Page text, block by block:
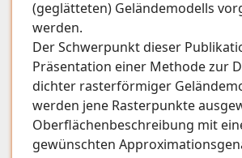
(geglätteten) Geländemodells
werden.
Der Schwerpunkt dieser
Präsentation einer Methode zur
dichter rasterförmiger
werden jene Rasterpunkte
Oberflächenbeschreibung mit
gewünschten